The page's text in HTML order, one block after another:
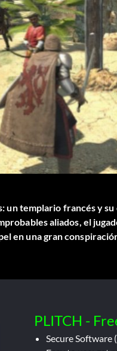
templario francés y
aliados, el
PLITCH -
Secure Software